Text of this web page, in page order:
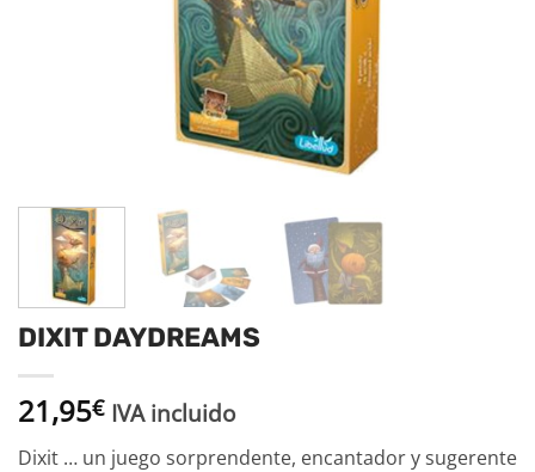
DIXIT DAYDREAMS
21,95€ IVA incluido
Dixit … un juego sorprendente, encantador y sugerente